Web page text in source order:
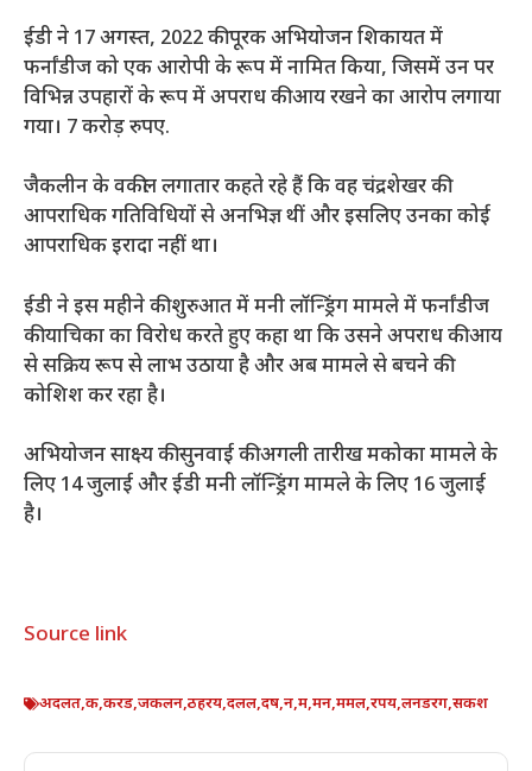
ईडी ने 17 अगस्त, 2022 की पूरक अभियोजन शिकायत में
फर्नांडीज को एक आरोपी के रूप में नामित किया, जिसमें उन पर
विभिन्न उपहारों के रूप में अपराध की आय रखने का आरोप लगाया
गया। 7 करोड़ रुपए.
जैकलीन के वकील लगातार कहते रहे हैं कि वह चंद्रशेखर की
आपराधिक गतिविधियों से अनभिज्ञ थीं और इसलिए उनका कोई
आपराधिक इरादा नहीं था।
ईडी ने इस महीने की शुरुआत में मनी लॉन्ड्रिंग मामले में फर्नांडीज
की याचिका का विरोध करते हुए कहा था कि उसने अपराध की आय
से सक्रिय रूप से लाभ उठाया है और अब मामले से बचने की
कोशिश कर रहा है।
अभियोजन साक्ष्य की सुनवाई की अगली तारीख मकोका मामले के
लिए 14 जुलाई और ईडी मनी लॉन्ड्रिंग मामले के लिए 16 जुलाई
है।
Source link
अदलत,क,करड,जकलन,ठहरय,दलल,दष,न,म,मन,ममल,रपय,लनडरग,सकश